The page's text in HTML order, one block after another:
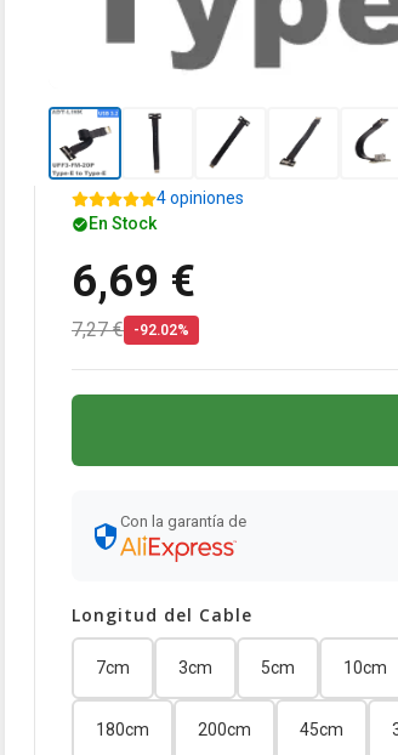
4 opiniones
En Stock
6,69 €
7,27 € -92.02%
Con la garantía de
Longitud del Cable
7cm 3cm 5cm 10cm
180cm 200cm 45cm